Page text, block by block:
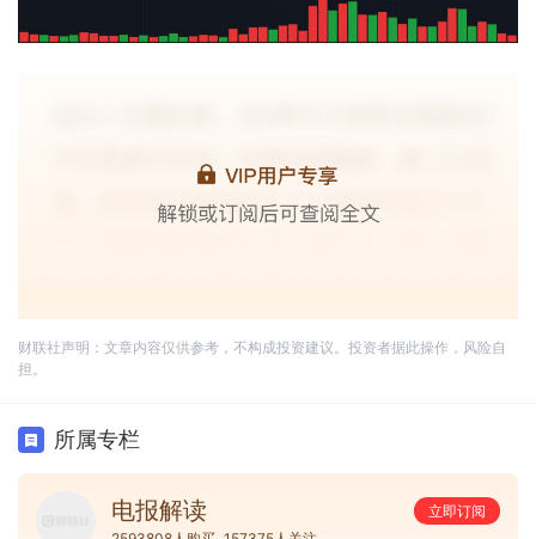
财联社声明：文章内容仅供参考，不构成投资建议。投资者据此操作，风险自
担。
所属专栏
电报解读
立即订阅